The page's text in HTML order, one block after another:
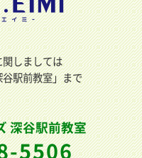
しましては
駅前教室」まで
深谷駅前教室
5506